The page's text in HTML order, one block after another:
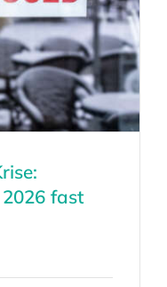
fast